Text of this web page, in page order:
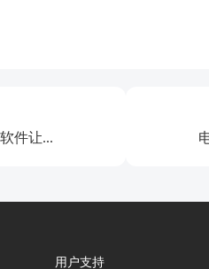
件让...
用户支持